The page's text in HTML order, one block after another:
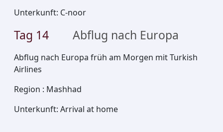
Unterkunft: C-noor
Tag 14 Abflug nach Europa
Abflug nach Europa früh am Morgen mit Turkish
Airlines
Region : Mashhad
Unterkunft: Arrival at home